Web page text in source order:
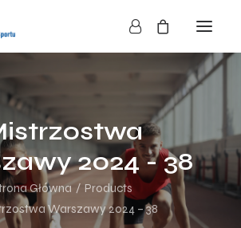
2024 - 38
Główna
Products
Warszawy 2024 – 38